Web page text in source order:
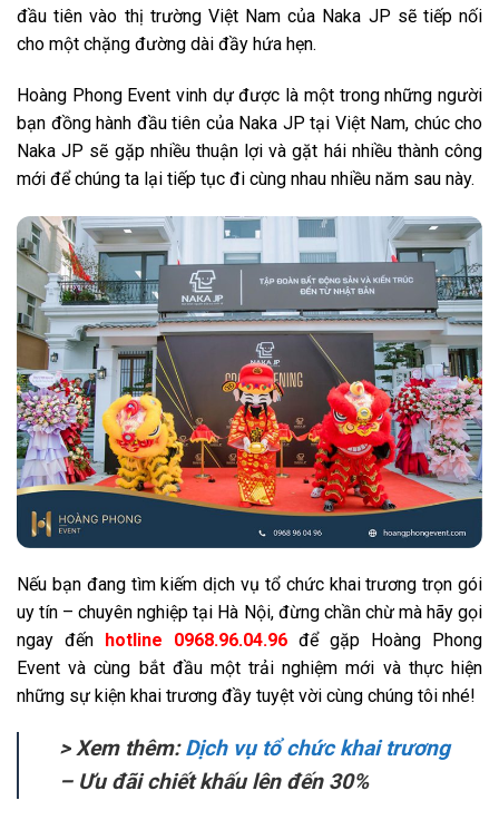
đầu tiên vào thị trường Việt Nam của Naka JP sẽ tiếp nối
cho một chặng đường dài đầy hứa hẹn.
Hoàng Phong Event vinh dự được là một trong những người
bạn đồng hành đầu tiên của Naka JP tại Việt Nam, chúc cho
Naka JP sẽ gặp nhiều thuận lợi và gặt hái nhiều thành công
mới để chúng ta lại tiếp tục đi cùng nhau nhiều năm sau này.
Nếu bạn đang tìm kiếm dịch vụ tổ chức khai trương trọn gói
uy tín – chuyên nghiệp tại Hà Nội, đừng chần chừ mà hãy gọi
ngay đến hotline 0968.96.04.96 để gặp Hoàng Phong
Event và cùng bắt đầu một trải nghiệm mới và thực hiện
những sự kiện khai trương đầy tuyệt vời cùng chúng tôi nhé!
> Xem thêm:Dịch vụ tổ chức khai trương
– Ưu đãi chiết khấu lên đến 30%